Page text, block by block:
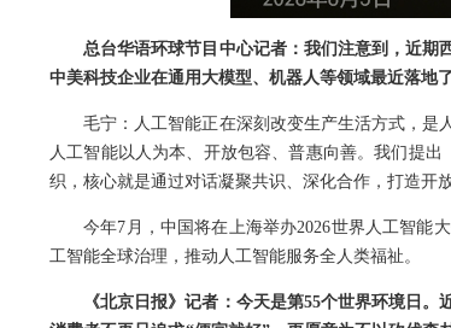
总台华语环球节目中心记者：我们注意到，近期
中美科技企业在通用大模型、机器人等领域最近落地
毛宁：人工智能正在深刻改变生产生活方式，是
人工智能以人为本、开放包容、普惠向善。我们提
织，核心就是通过对话凝聚共识、深化合作，打造开
今年7月，中国将在上海举办2026世界人工智能
工智能全球治理，推动人工智能服务全人类福祉。
《北京日报》记者：今天是第55个世界环境日